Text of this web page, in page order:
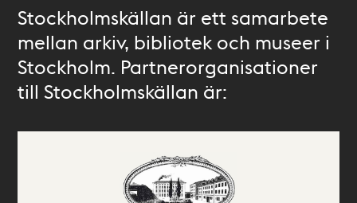
Stockholmskällan är ett samarbete
mellan arkiv, bibliotek och museer i
Stockholm. Partnerorganisationer
till Stockholmskällan är: